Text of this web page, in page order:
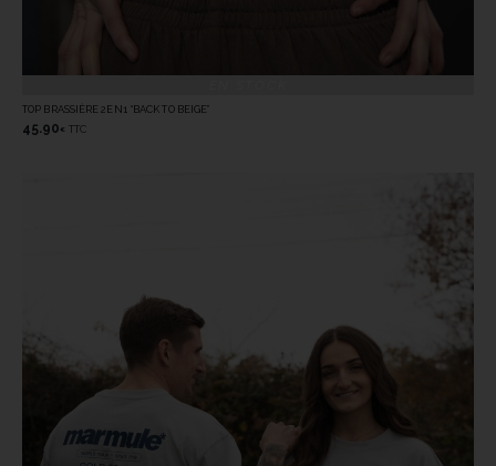
TOP BRASSIÈRE 2EN1 “BACK TO BEIGE”
45.90 € TTC